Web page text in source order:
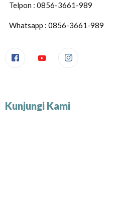
Telpon : 0856-3661-989
Whatsapp : 0856-3661-989
Kunjungi Kami